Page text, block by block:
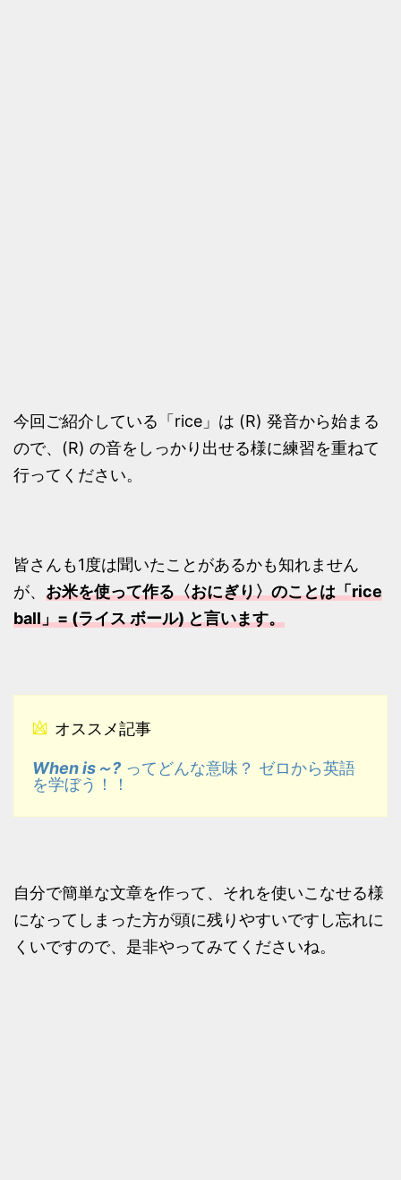
今回ご紹介している「rice」は (R) 発音から始まる
ので、(R) の音をしっかり出せる様に練習を重ねて
行ってください。
皆さんも1度は聞いたことがあるかも知れません
が、 お米を使って作る〈おにぎり〉のことは「rice
ball」= (ライス ボール) と言います。
オススメ記事
When is～? ってどんな意味？ ゼロから英語
を学ぼう！！
自分で簡単な文章を作って、それを使いこなせる様
になってしまった方が頭に残りやすいですし忘れに
くいですので、是非やってみてくださいね。